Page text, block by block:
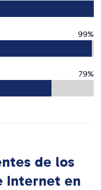
99%
79%
de los
Internet en